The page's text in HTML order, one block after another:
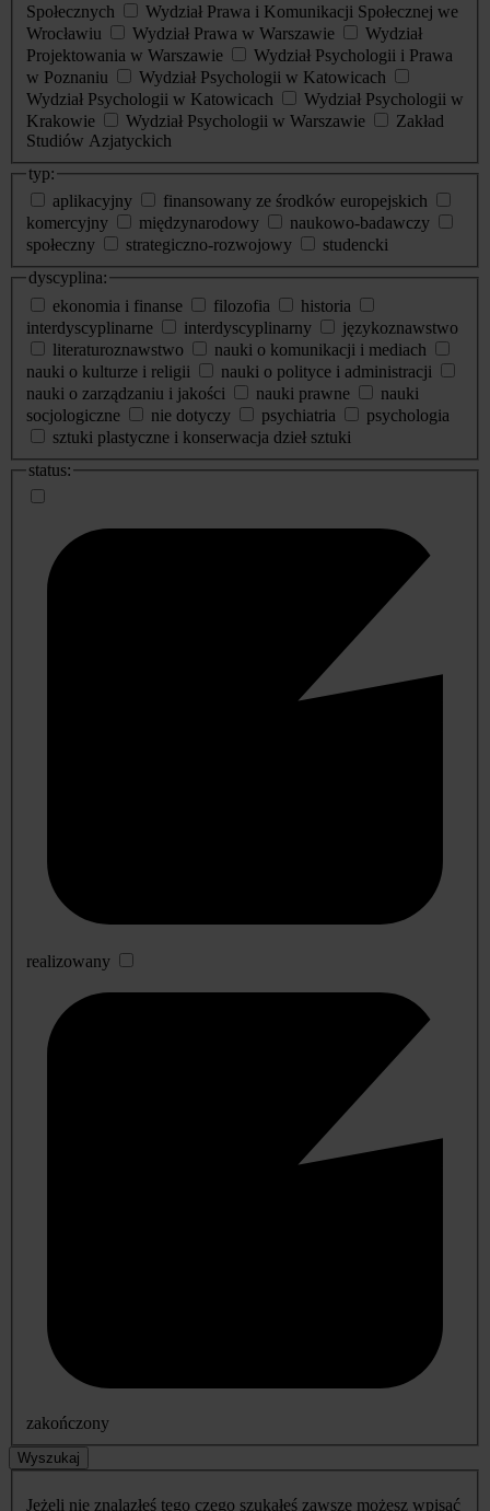
Społecznych
Wydział Prawa i Komunikacji Społecznej we
Wrocławiu
Wydział Prawa w Warszawie
Wydział
Projektowania w Warszawie
Wydział Psychologii i Prawa
w Poznaniu
Wydział Psychologii w Katowicach
Wydział Psychologii w Katowicach
Wydział Psychologii w
Krakowie
Wydział Psychologii w Warszawie
Zakład
Studiów Azjatyckich
typ:
aplikacyjny
finansowany ze środków europejskich
komercyjny
międzynarodowy
naukowo-badawczy
społeczny
strategiczno-rozwojowy
studencki
dyscyplina:
ekonomia i finanse
filozofia
historia
interdyscyplinarne
interdyscyplinarny
językoznawstwo
literaturoznawstwo
nauki o komunikacji i mediach
nauki o kulturze i religii
nauki o polityce i administracji
nauki o zarządzaniu i jakości
nauki prawne
nauki
socjologiczne
nie dotyczy psychiatria
psychologia
sztuki plastyczne i konserwacja dzieł sztuki
status:
realizowany
zakończony
Wyszukaj
Jeżeli nie znalazłeś tego czego szukałeś zawsze możesz wpisać